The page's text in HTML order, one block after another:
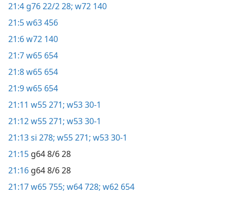
21:4 g76 22/2 28; w72 140
21:5w63 456
21:6w72 140
21:7w65 654
21:8w65 654
21:9w65 654
21:11 w55 271; w53 30-1
21:12w55 271; w53 30-1
21:13si 278; w55 271; w53 30-1
21:15 g64 8/6 28
21:16 g64 8/6 28
21:17w65 755; w64 728; w62 654